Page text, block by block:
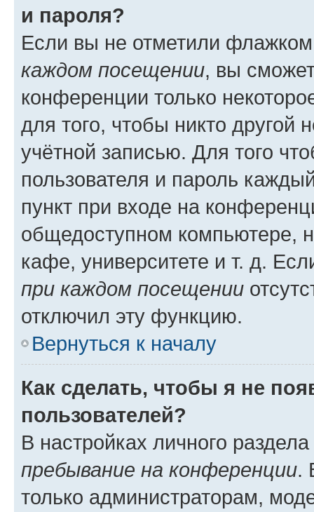
и пароля?
Если вы не отметили
каждом посещении, вы
конференции только
для того, чтобы никто другой
учётной записью. Для того
пользователя и пароль
пункт при входе на
общедоступном компьютере,
кафе, университете и т. д.
при каждом посещении
отключил эту функцию.
Вернуться к началу
Как сделать, чтобы я не
пользователей?
В настройках личного
пребывание на конференции.
только администраторам,